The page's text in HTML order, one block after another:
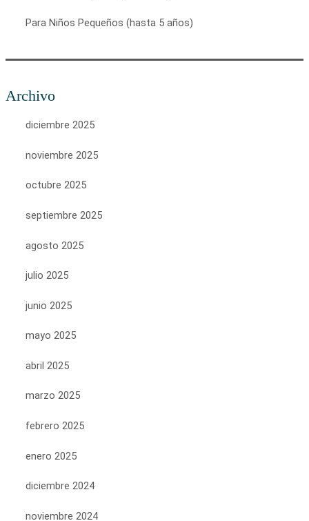
Para Niños Pequeños (hasta 5 años)
Archivo
diciembre 2025
noviembre 2025
octubre 2025
septiembre 2025
agosto 2025
julio 2025
junio 2025
mayo 2025
abril 2025
marzo 2025
febrero 2025
enero 2025
diciembre 2024
noviembre 2024